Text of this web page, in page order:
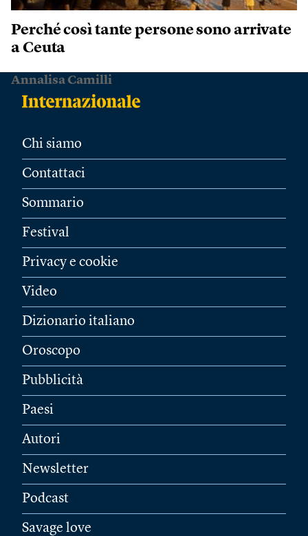
Perché così tante persone sono arrivate
a Ceuta
Annalisa Camilli
Chi siamo
Contattaci
Sommario
Festival
Privacy e cookie
Video
Dizionario italiano
Oroscopo
Pubblicità
Paesi
Autori
Newsletter
Podcast
Savage love